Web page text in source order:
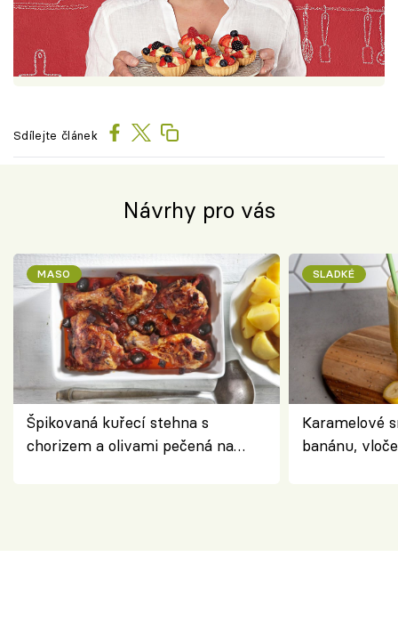
Sdílejte článek
Návrhy pro vás
MASO
Špikovaná kuřecí stehna s
chorizem a olivami pečená na
SLADKÉ
Karamelové
banánu,